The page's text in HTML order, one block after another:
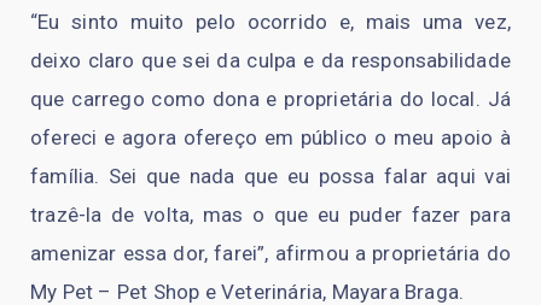
“Eu sinto muito pelo ocorrido e, mais uma vez,
deixo claro que sei da culpa e da responsabilidade
que carrego como dona e proprietária do local. Já
ofereci e agora ofereço em público o meu apoio à
família. Sei que nada que eu possa falar aqui vai
trazê-la de volta, mas o que eu puder fazer para
amenizar essa dor, farei”, afirmou a proprietária do
My Pet – Pet Shop e Veterinária, Mayara Braga.